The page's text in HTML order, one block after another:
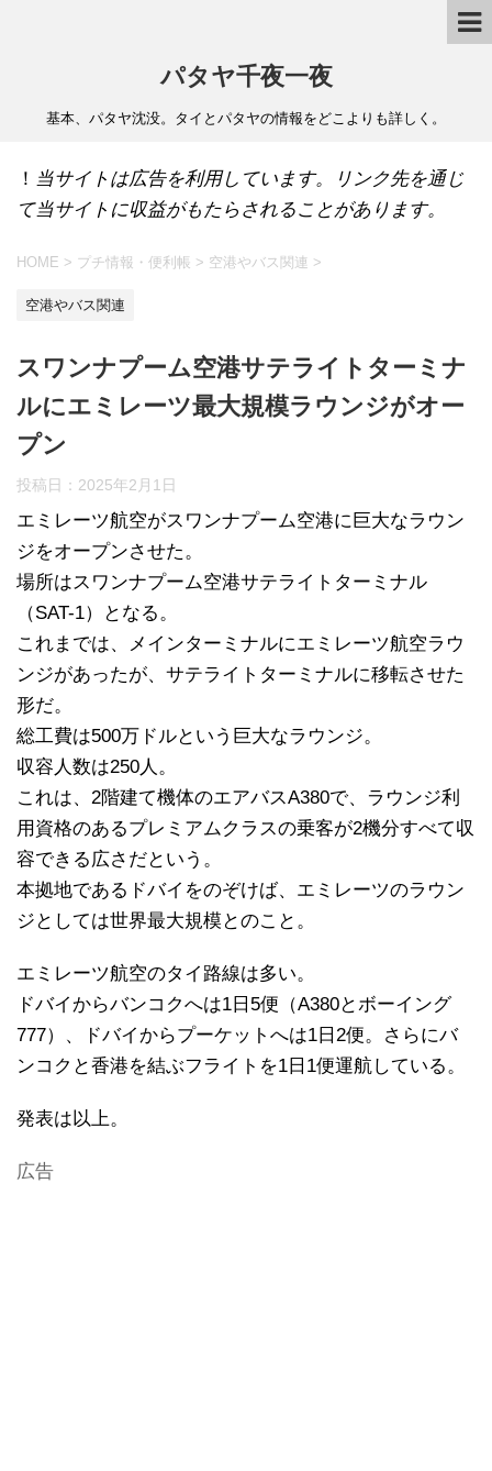
パタヤ千夜一夜
基本、パタヤ沈没。タイとパタヤの情報をどこよりも詳しく。
！ 当サイトは広告を利用しています。リンク先を通じ
て当サイトに収益がもたらされることがあります。
HOME > プチ情報・便利帳 > 空港やバス関連 >
空港やバス関連
スワンナプーム空港サテライトターミナ
ルにエミレーツ最大規模ラウンジがオー
プン
投稿日： 2025年2月1日
エミレーツ航空がスワンナプーム空港に巨大なラウン
ジをオープンさせた。
場所はスワンナプーム空港サテライトターミナル
（SAT-1）となる。
これまでは、メインターミナルにエミレーツ航空ラウ
ンジがあったが、サテライトターミナルに移転させた
形だ。
総工費は500万ドルという巨大なラウンジ。
収容人数は250人。
これは、2階建て機体のエアバスA380で、ラウンジ利
用資格のあるプレミアムクラスの乗客が2機分すべて収
容できる広さだという。
本拠地であるドバイをのぞけば、エミレーツのラウン
ジとしては世界最大規模とのこと。
エミレーツ航空のタイ路線は多い。
ドバイからバンコクへは1日5便（A380とボーイング
777）、ドバイからプーケットへは1日2便。さらにバ
ンコクと香港を結ぶフライトを1日1便運航している。
発表は以上。
広告